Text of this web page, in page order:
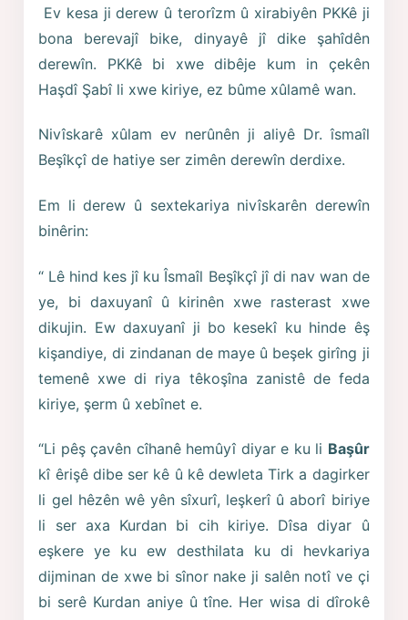
Ev kesa ji derew û terorîzm û xirabiyên PKKê ji
bona berevajî bike, dinyayê jî dike şahîdên
derewîn. PKKê bi xwe dibêje kum in çekên
Haşdî Şabî li xwe kiriye, ez bûme xûlamê wan.
Nivîskarê xûlam ev nerûnên ji aliyê Dr. îsmaîl
Beşîkçî de hatiye ser zimên derewîn derdixe.
Em li derew û sextekariya nivîskarên derewîn
binêrin:
“ Lê hind kes jî ku Îsmaîl Beşîkçî jî di nav wan de
ye, bi daxuyanî û kirinên xwe rasterast xwe
dikujin. Ew daxuyanî ji bo kesekî ku hinde êş
kişandiye, di zindanan de maye û beşek girîng ji
temenê xwe di riya têkoşîna zanistê de feda
kiriye, şerm û xebînet e.
“Li pêş çavên cîhanê hemûyî diyar e ku li Başûr
kî êrişê dibe ser kê û kê dewleta Tirk a dagirker
li gel hêzên wê yên sîxurî, leşkerî û aborî biriye
li ser axa Kurdan bi cih kiriye. Dîsa diyar û
eşkere ye ku ew desthilata ku di hevkariya
dijminan de xwe bi sînor nake ji salên notî ve çi
bi serê Kurdan aniye û tîne. Her wisa di dîrokê